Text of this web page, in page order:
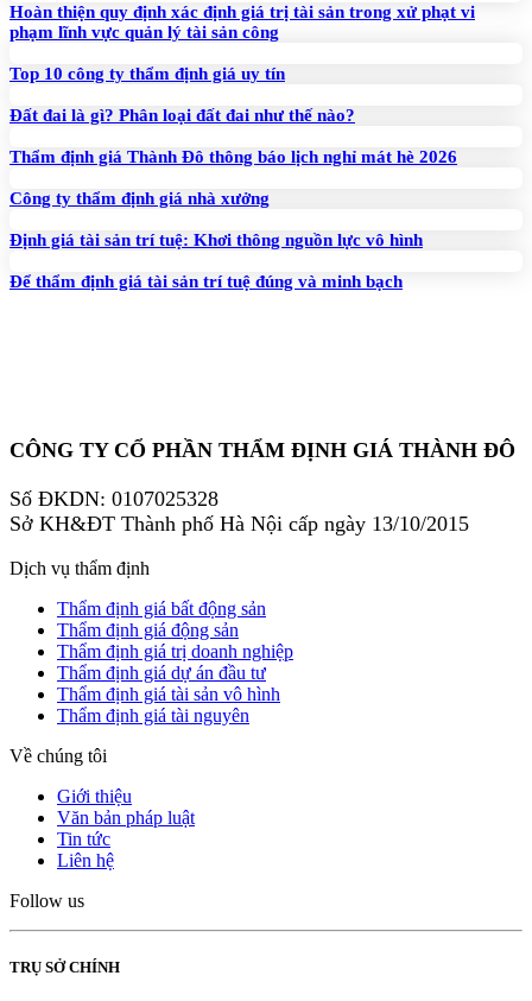
Hoàn thiện quy định xác định giá trị tài sản trong xử phạt vi
phạm lĩnh vực quản lý tài sản công
Top 10 công ty thẩm định giá uy tín
Đất đai là gì? Phân loại đất đai như thế nào?
Thẩm định giá Thành Đô thông báo lịch nghỉ mát hè 2026
Công ty thẩm định giá nhà xưởng
Định giá tài sản trí tuệ: Khơi thông nguồn lực vô hình
Để thẩm định giá tài sản trí tuệ đúng và minh bạch
CÔNG TY CỔ PHẦN THẨM ĐỊNH GIÁ THÀNH ĐÔ
Số ĐKDN: 0107025328
Sở KH&ĐT Thành phố Hà Nội cấp ngày 13/10/2015
Dịch vụ thẩm định
Thẩm định giá bất động sản
Thẩm định giá động sản
Thẩm định giá trị doanh nghiệp
Thẩm định giá dự án đầu tư
Thẩm định giá tài sản vô hình
Thẩm định giá tài nguyên
Về chúng tôi
Giới thiệu
Văn bản pháp luật
Tin tức
Liên hệ
Follow us
TRỤ SỞ CHÍNH